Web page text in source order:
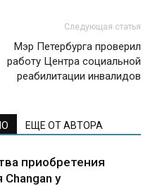
Следующая статья
Мэр Петербурга проверил
работу Центра социальной
реабилитации инвалидов
ЕЩЕ ОТ АВТОРА
приобретения
у